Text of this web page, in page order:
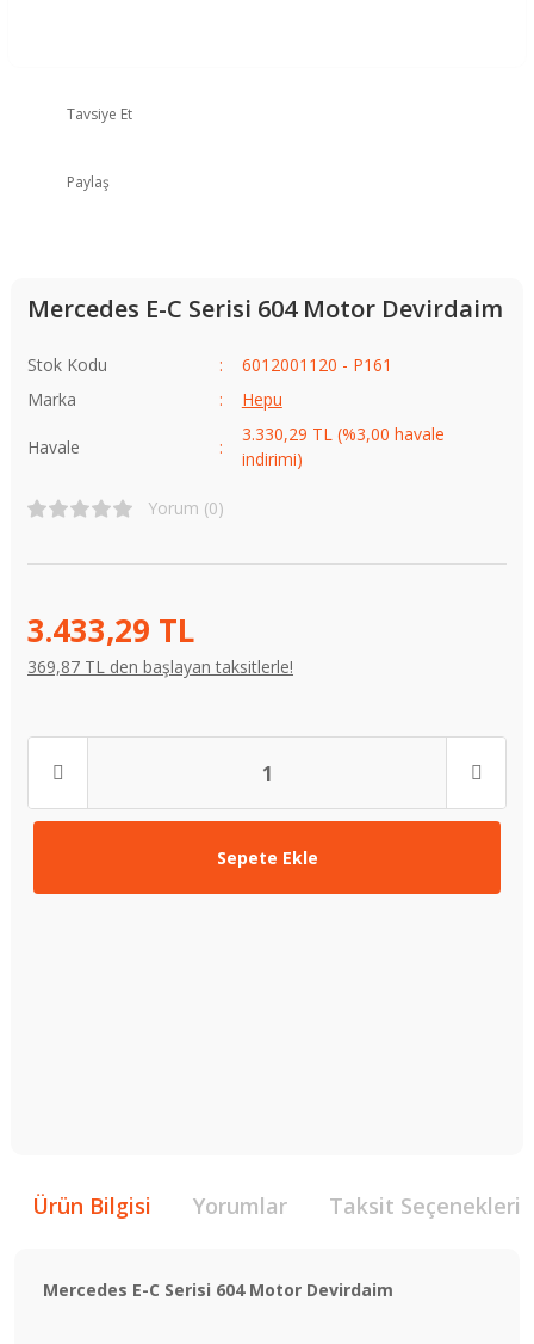
Tavsiye Et
Paylaş
Mercedes E-C Serisi 604 Motor Devirdaim
Stok Kodu
6012001120 - P161
Marka
Hepu
Havale
3.330,29 TL (%3,00 havale
indirimi)
Yorum (0)
3.433,29 TL
369,87 TL den başlayan taksitlerle!
Sepete Ekle
Ürün Bilgisi Yorumlar Taksit Seçenekleri
Mercedes E-C Serisi 604 Motor Devirdaim